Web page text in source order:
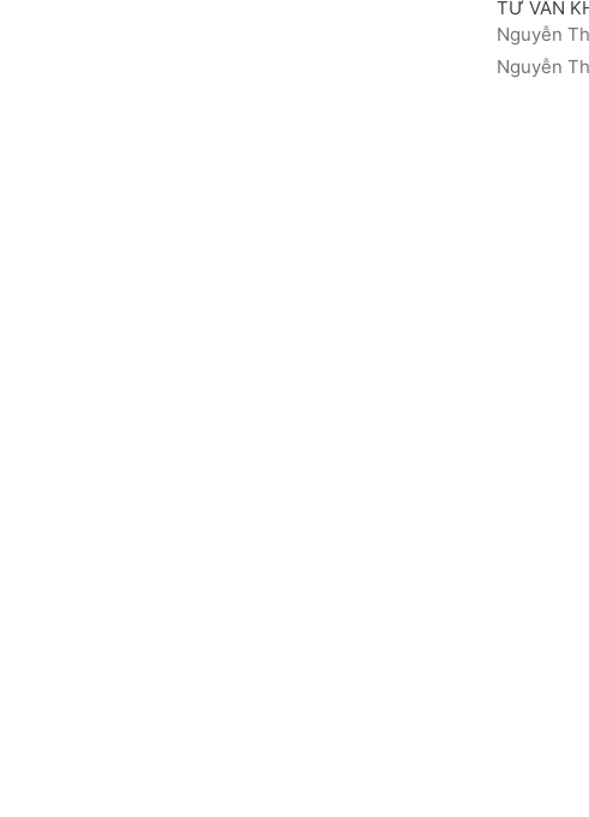
TƯ VẤN
Nguyễn
Nguyễn